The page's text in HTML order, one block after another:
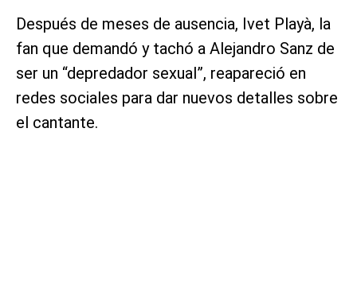
Después de meses de ausencia, Ivet Playà, la
fan que demandó y tachó a Alejandro Sanz de
ser un “depredador sexual”, reapareció en
redes sociales para dar nuevos detalles sobre
el cantante.